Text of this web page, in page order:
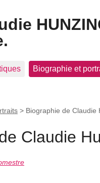
Biographie et
> Biographie de Claudie
Claudie